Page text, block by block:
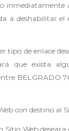
inmediatamente
a deshabilitar el
tipo de enlace
que exista
BELGRADO
con destino al
Sitio Web